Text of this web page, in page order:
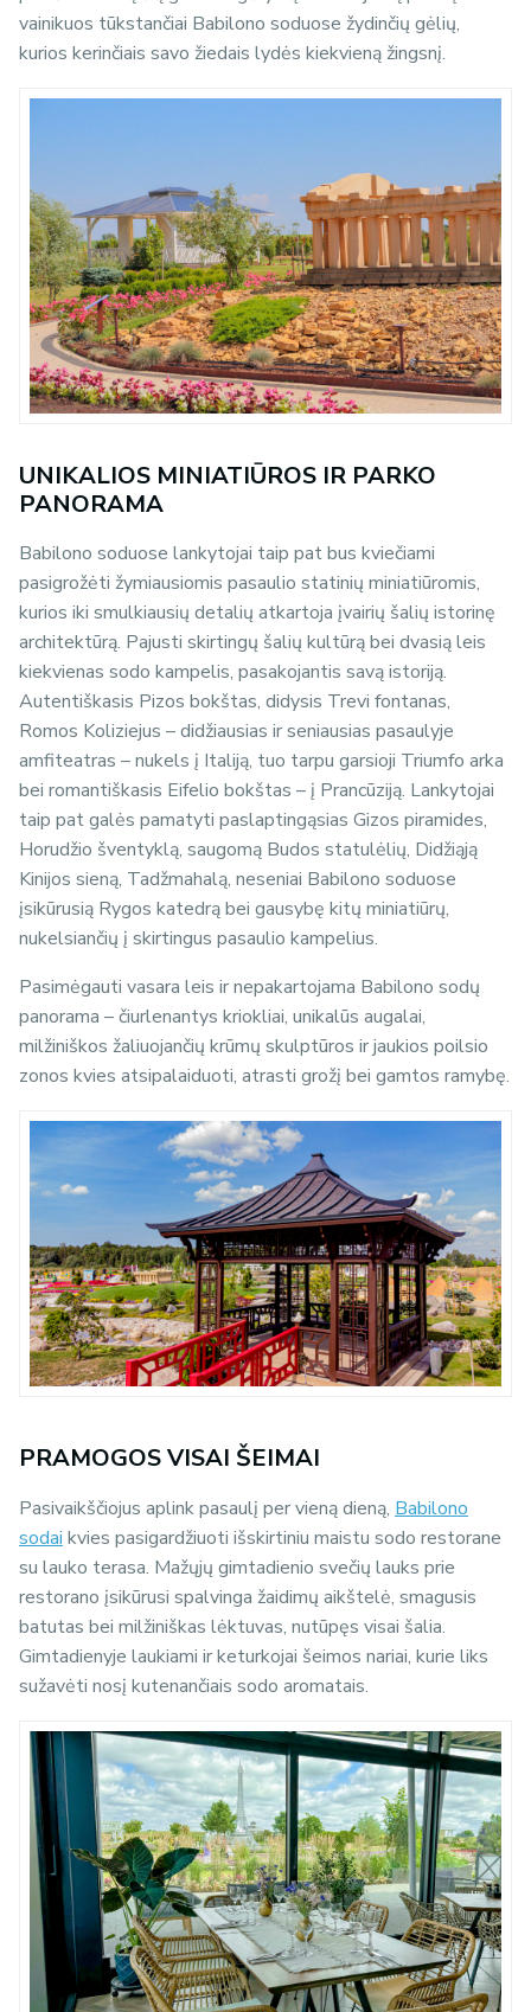
vainikuos tūkstančiai Babilono soduose žydinčių gėlių,
kurios kerinčiais savo žiedais lydės kiekvieną žingsnį.
UNIKALIOS MINIATIŪROS IR PARKO
PANORAMA
Babilono soduose lankytojai taip pat bus kviečiami
pasigrožėti žymiausiomis pasaulio statinių miniatiūromis,
kurios iki smulkiausių detalių atkartoja įvairių šalių istorinę
architektūrą. Pajusti skirtingų šalių kultūrą bei dvasią leis
kiekvienas sodo kampelis, pasakojantis savą istoriją.
Autentiškasis Pizos bokštas, didysis Trevi fontanas,
Romos Koliziejus – didžiausias ir seniausias pasaulyje
amfiteatras – nukels į Italiją, tuo tarpu garsioji Triumfo arka
bei romantiškasis Eifelio bokštas – į Prancūziją. Lankytojai
taip pat galės pamatyti paslaptingąsias Gizos piramides,
Horudžio šventyklą, saugomą Budos statulėlių, Didžiąją
Kinijos sieną, Tadžmahalą, neseniai Babilono soduose
įsikūrusią Rygos katedrą bei gausybę kitų miniatiūrų,
nukelsiančių į skirtingus pasaulio kampelius.
Pasimėgauti vasara leis ir nepakartojama Babilono sodų
panorama – čiurlenantys kriokliai, unikalūs augalai,
milžiniškos žaliuojančių krūmų skulptūros ir jaukios poilsio
zonos kvies atsipalaiduoti, atrasti grožį bei gamtos ramybę.
PRAMOGOS VISAI ŠEIMAI
Pasivaikščiojus aplink pasaulį per vieną dieną, Babilono
sodai kvies pasigardžiuoti išskirtiniu maistu sodo restorane
su lauko terasa. Mažųjų gimtadienio svečių lauks prie
restorano įsikūrusi spalvinga žaidimų aikštelė, smagusis
batutas bei milžiniškas lėktuvas, nutūpęs visai šalia.
Gimtadienyje laukiami ir keturkojai šeimos nariai, kurie liks
sužavėti nosį kutenančiais sodo aromatais.